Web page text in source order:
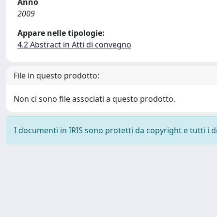
2009
Appare nelle tipologie:
4.2 Abstract in Atti di convegno
File in questo prodotto:
Non ci sono file associati a questo prodotto.
I documenti in IRIS sono protetti da copyright e tutti i